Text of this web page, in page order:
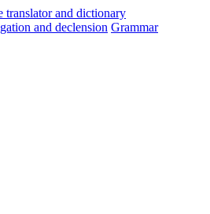
and declension Grammar